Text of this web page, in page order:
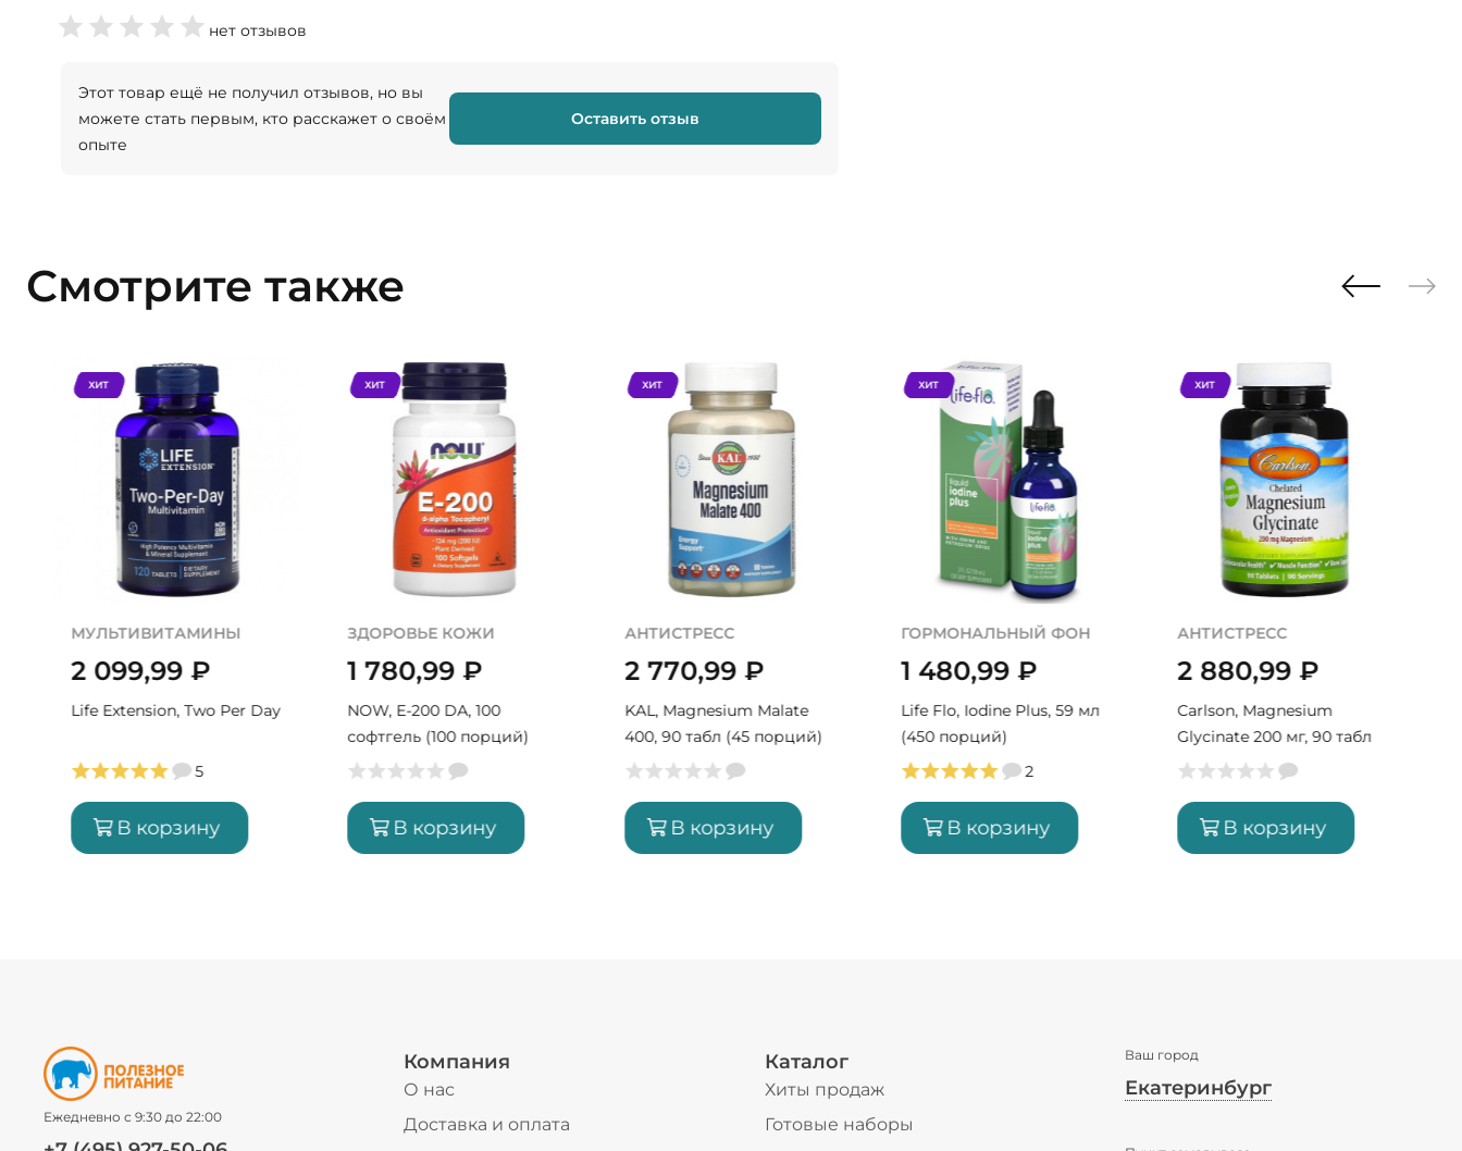
нет отзывов
Этот товар ещё не получил отзывов, но вы
можете стать первым, кто расскажет о своём
опыте
Оставить отзыв
Смотрите также
ХИТ
МУЛЬТИВИТАМИНЫ
2 099,99₽
Life Extension, Two Per Day
5
В корзину
ХИТ
ЗДОРОВЬЕ КОЖИ
1 780,99₽
NOW, E-200 DA, 100
софтгель (100 порций)
В корзину
ХИТ
АНТИСТРЕСС
2 770,99 ₽
KAL, Magnesium Malate
400, 90 табл (45 порций)
В корзину
ХИТ
ГОРМОНАЛЬНЫЙ ФОН
1 480,99₽
Life Flo, Iodine Plus, 59 мл
(450 порций)
2
В корзину
ХИТ
АНТИСТРЕСС
2 880,99₽
Carlson, Magnesium
Glycinate 200 мг, 90 табл
(90 порций)
В корзину
Ежедневно с 9:30 до 22:00
Компания
О нас
Доставка и оплата
Каталог
Хиты продаж
Готовые наборы
Ваш город
Екатеринбург